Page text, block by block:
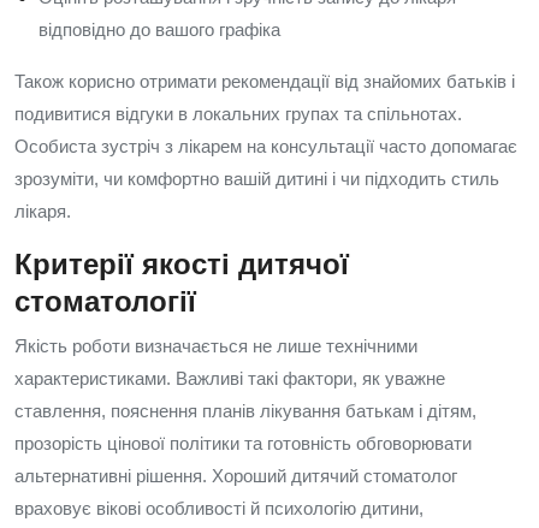
відповідно до вашого графіка
Також корисно отримати рекомендації від знайомих батьків і
подивитися відгуки в локальних групах та спільнотах.
Особиста зустріч з лікарем на консультації часто допомагає
зрозуміти, чи комфортно вашій дитині і чи підходить стиль
лікаря.
Критерії якості дитячої
стоматології
Якість роботи визначається не лише технічними
характеристиками. Важливі такі фактори, як уважне
ставлення, пояснення планів лікування батькам і дітям,
прозорість цінової політики та готовність обговорювати
альтернативні рішення. Хороший дитячий стоматолог
враховує вікові особливості й психологію дитини,